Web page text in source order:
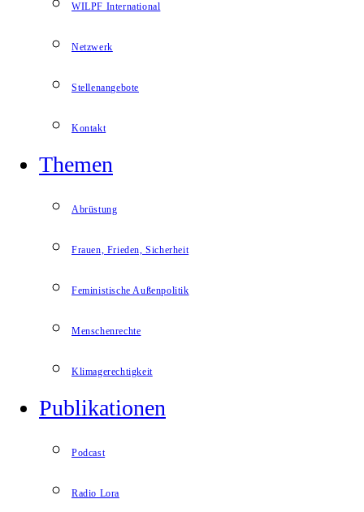
WILPF International
Netzwerk
Stellenangebote
Kontakt
Themen
Abrüstung
Frauen, Frieden, Sicherheit
Feministische Außenpolitik
Menschenrechte
Klimagerechtigkeit
Publikationen
Podcast
Radio Lora